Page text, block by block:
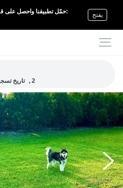
حمّل تطبيقنا واحصل على
يفتح
تاريخ , 2